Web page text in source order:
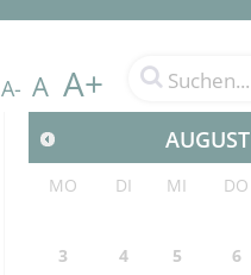
A- A A+
AUGUST
MO DI MI DO
3
4 5 6